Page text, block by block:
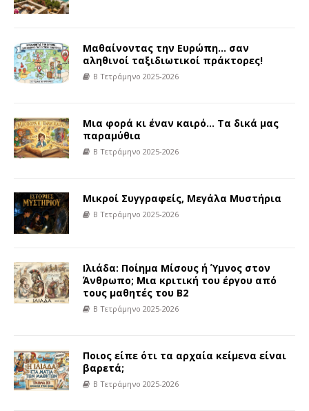
Μαθαίνοντας την Ευρώπη… σαν
αληθινοί ταξιδιωτικοί πράκτορες!
Β Τετράμηνο 2025-2026
Μια φορά κι έναν καιρό… Τα δικά μας
παραμύθια
Β Τετράμηνο 2025-2026
Μικροί Συγγραφείς, Μεγάλα Μυστήρια
Β Τετράμηνο 2025-2026
Ιλιάδα: Ποίημα Μίσους ή Ύμνος στον
Άνθρωπο; Μια κριτική του έργου από
τους μαθητές του Β2
Β Τετράμηνο 2025-2026
Ποιος είπε ότι τα αρχαία κείμενα είναι
βαρετά;
Β Τετράμηνο 2025-2026